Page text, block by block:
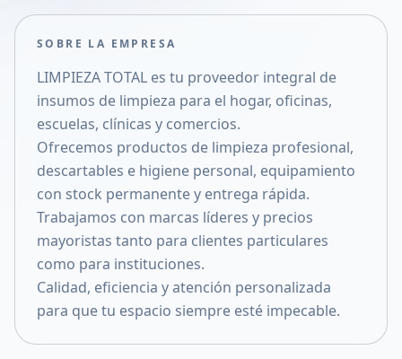
Compartir en X
SOBRE LA EMPRESA
LIMPIEZA TOTAL es tu proveedor integral de
insumos de limpieza para el hogar, oficinas,
escuelas, clínicas y comercios.
Ofrecemos productos de limpieza profesional,
descartables e higiene personal, equipamiento
con stock permanente y entrega rápida.
Trabajamos con marcas líderes y precios
mayoristas tanto para clientes particulares
como para instituciones.
Calidad, eficiencia y atención personalizada
para que tu espacio siempre esté impecable.